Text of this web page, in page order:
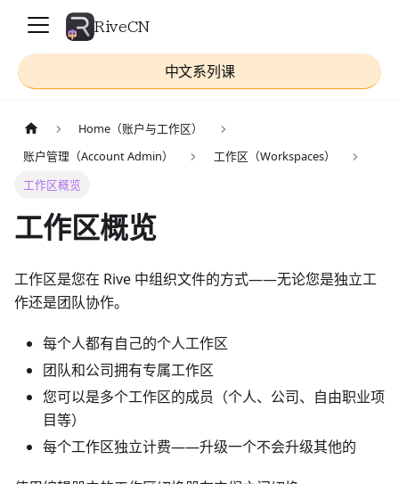
RiveCN
中文系列课
Home（账户与工作区）
账户管理（Account Admin）
工作区（Workspaces）
工作区概览
工作区概览
工作区是您在 Rive 中组织文件的方式——无论您是独立工
作还是团队协作。
每个人都有自己的个人工作区
团队和公司拥有专属工作区
您可以是多个工作区的成员（个人、公司、自由职业项
目等）
每个工作区独立计费——升级一个不会升级其他的